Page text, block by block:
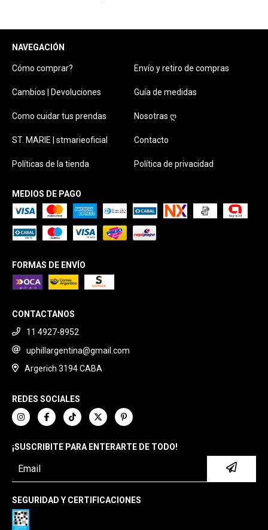
NAVEGACIÓN
Cómo comprar? Envío y retiro de compras
Cambios | Devoluciones Guía de medidas
Como cuidar tus prendas Nosotras ღ
ST. MARIE | stmarieoficial Contacto
Políticas de la tienda Política de privacidad
MEDIOS DE PAGO
FORMAS DE ENVÍO
CONTACTANOS
11 4927-8952
uphillargentina@gmail.com
Argerich 3194 CABA
REDES SOCIALES
¡SUSCRIBITE PARA ENTERARTE DE TODO!
SEGURIDAD Y CERTIFICACIONES